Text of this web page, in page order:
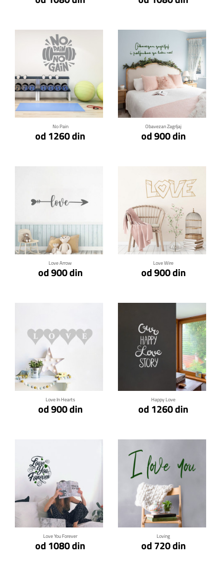
No Pain
od 1260 din
Klikni za detalje
Obavezan Zagrljaj
od 900 din
Klikni za detalje
Love Arrow
od 900 din
Klikni za detalje
Love Wire
od 900 din
Klikni za detalje
Love In Hearts
od 900 din
Klikni za detalje
Happy Love
od 1260 din
Klikni za detalje
Love You Forever
od 1080 din
Klikni za detalje
Loving
od 720 din
Klikni za detalje